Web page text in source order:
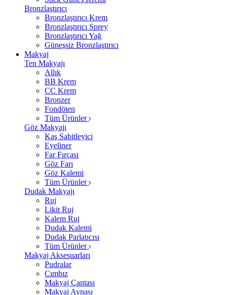
Bronzlaştırıcı
Bronzlaştırıcı Krem
Bronzlaştırıcı Sprey
Bronzlaştırıcı Yağ
Güneşsiz Bronzlaştırıcı
Makyaj
Ten Makyajı
Allık
BB Krem
CC Krem
Bronzer
Fondöten
Tüm Ürünler
Göz Makyajı
Kaş Sabitleyici
Eyeliner
Far Fırçası
Göz Farı
Göz Kalemi
Tüm Ürünler
Dudak Makyajı
Ruj
Likit Ruj
Kalem Ruj
Dudak Kalemi
Dudak Parlatıcısı
Tüm Ürünler
Makyaj Aksesuarları
Pudralar
Cımbız
Makyaj Çantası
Makyaj Aynası